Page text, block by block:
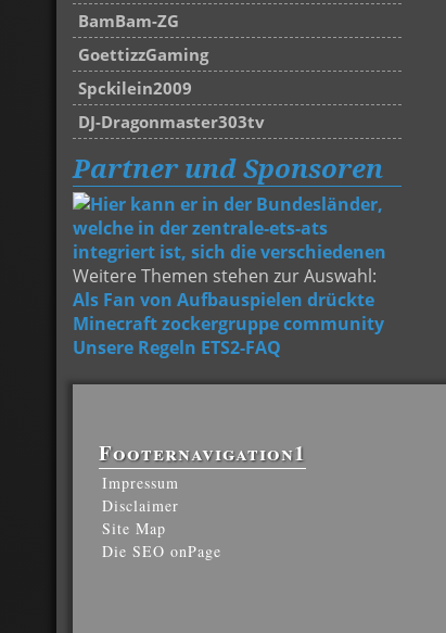
BamBam-ZG
GoettizzGaming
Spckilein2009
DJ-Dragonmaster303tv
Partner und Sponsoren
Weitere Themen stehen zur Auswahl:
Als Fan von Aufbauspielen drückte
Minecraftzockergruppe community
Unsere Regeln ETS2-FAQ
Footernavigation1
Impressum
Disclaimer
Site Map
Die SEO onPage